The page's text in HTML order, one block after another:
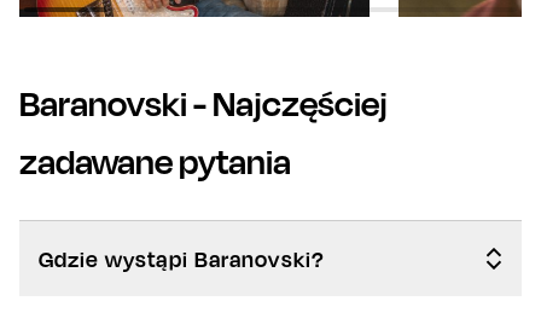
Baranovski- Najczęściej
zadawane pytania
Gdzie wystąpi Baranovski?